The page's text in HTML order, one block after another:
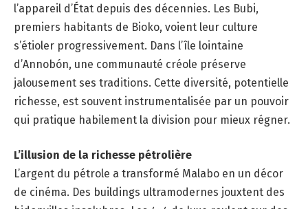
l’appareil d’État depuis des décennies. Les Bubi,
premiers habitants de Bioko, voient leur culture
s’étioler progressivement. Dans l’île lointaine
d’Annobón, une communauté créole préserve
jalousement ses traditions. Cette diversité, potentielle
richesse, est souvent instrumentalisée par un pouvoir
qui pratique habilement la division pour mieux régner.
L’illusion de la richesse pétrolière
L’argent du pétrole a transformé Malabo en un décor
de cinéma. Des buildings ultramodernes jouxtent des